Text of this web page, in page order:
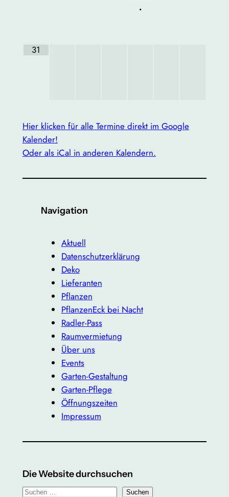
•
31
Hier klicken für alle Termine direkt im Google
Kalender!
Oder als iCal in anderen Kalendern.
Navigation
Aktuell
Datenschutzerklärung
Deko
Lieferanten
Pflanzen
PflanzenEck bei Nacht
Radler-Pass
Raumvermietung
Über uns
Events
Garten-Gestaltung
Garten-Pflege
Öffnungszeiten
Impressum
Die Website durchsuchen
S
Suchen